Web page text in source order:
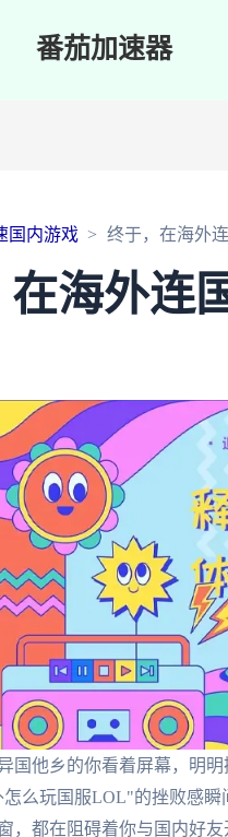
番茄加速器
国内游戏 终于，在海外
在海外连
国他乡的你看着屏幕，明
么玩国服LOL"的挫败感
，都在阻碍着你与国内好